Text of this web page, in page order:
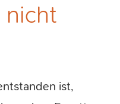
nicht
ist,